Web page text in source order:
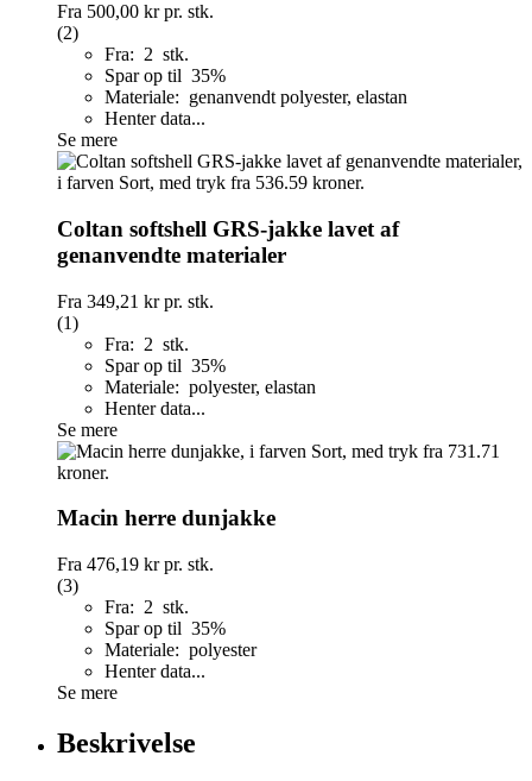
Fra 500,00 krpr. stk.
(2)
Fra: 2 stk.
Spar op til 35%
Materiale: genanvendt polyester, elastan
Henter data...
Se mere
Coltan softshell GRS-jakke lavet af
genanvendte materialer
Fra 349,21 krpr. stk.
(1)
Fra: 2 stk.
Spar op til 35%
Materiale: polyester, elastan
Henter data...
Se mere
Macin herre dunjakke
Fra 476,19 krpr. stk.
(3)
Fra: 2 stk.
Spar op til 35%
Materiale: polyester
Henter data...
Se mere
Beskrivelse